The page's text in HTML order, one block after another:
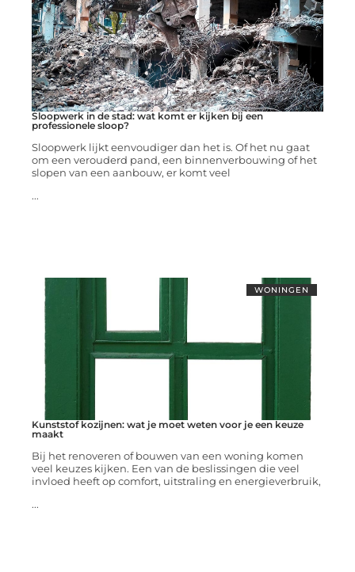
Sloopwerk in de stad: wat komt er kijken bij een
professionele sloop?
Sloopwerk lijkt eenvoudiger dan het is. Of het nu gaat
om een verouderd pand, een binnenverbouwing of het
slopen van een aanbouw, er komt veel
...
WONINGEN
Kunststof kozijnen: wat je moet weten voor je een keuze
maakt
Bij het renoveren of bouwen van een woning komen
veel keuzes kijken. Een van de beslissingen die veel
invloed heeft op comfort, uitstraling en energieverbruik,
...